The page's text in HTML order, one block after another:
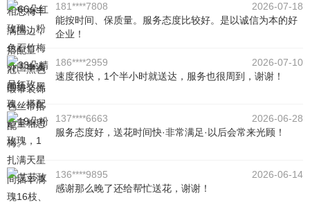
181****7808
2026-07-18
能按时间、保质量。服务态度比较好。是以诚信为本的好
企业！
186****2959
2026-07-10
速度很快，1个半小时就送达，服务也很周到，谢谢！
137****6663
2026-06-28
服务态度好，送花时间快·非常满足·以后会常来光顾！
136****9895
2026-06-14
感谢那么晚了还给帮忙送花，谢谢！